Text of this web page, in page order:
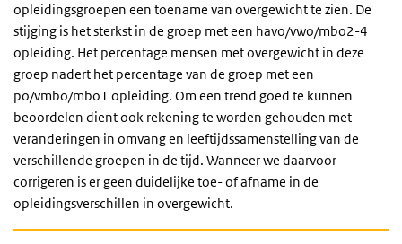
opleidingsgroepen een toename van overgewicht te zien. De
stijging is het sterkst in de groep met een havo/vwo/mbo2-4
opleiding. Het percentage mensen met overgewicht in deze
groep nadert het percentage van de groep met een
po/vmbo/mbo1 opleiding. Om een trend goed te kunnen
beoordelen dient ook rekening te worden gehouden met
veranderingen in omvang en leeftijdssamenstelling van de
verschillende groepen in de tijd. Wanneer we daarvoor
corrigeren is er geen duidelijke toe- of afname in de
opleidingsverschillen in overgewicht.